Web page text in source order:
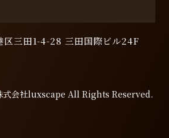
三田1-4-28 三田国際ビル24F
会社luxscape All Rights Reserved.